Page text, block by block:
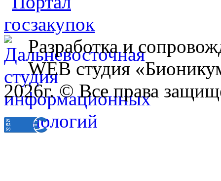
Разработка и
WEB студия
2026г. © Все права